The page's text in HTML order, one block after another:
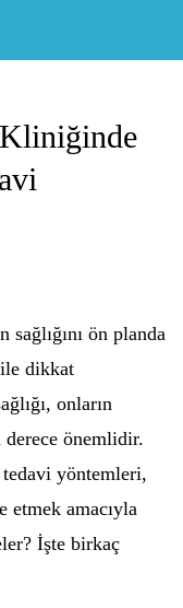
ön planda
ile dikkat
onların
önemlidir.
yöntemleri,
etmek amacıyla
İşte birkaç